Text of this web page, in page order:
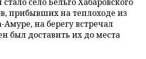
прибывших на теплоходе из
на берегу встречал
был доставить их до места